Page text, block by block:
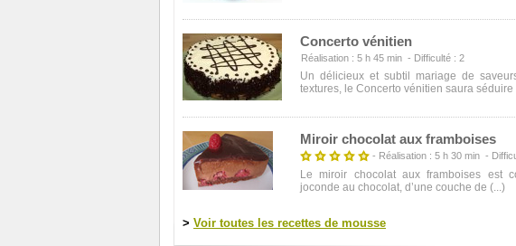
Concerto vénitien
Réalisation : 5 h 45 min - Difficulté : 2
Un délicieux et subtil mariage de
textures, le Concerto vénitien saura séduire
Miroir chocolat aux framboises
- Réalisation : 5 h 30 min -
Le miroir chocolat aux framboises est
joconde au chocolat, d’une couche de (...)
> Voir toutes les recettes de mousse